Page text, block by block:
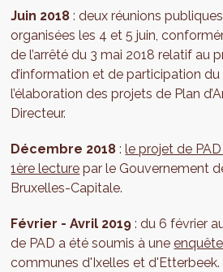
Juin 2018 : deux réunions
organisées les 4 et 5 juin,
de l’arrêté du 3 mai 2018 relatif au
d’information et de participation
l’élaboration des projets de Plan
Directeur.
Décembre 2018 :le projet de
1ère lecture par le Gouvernement
Bruxelles-Capitale.
Février - Avril 2019 : du 6 février
de PAD a été soumis à une
communes d'Ixelles et d'Etterbeek.